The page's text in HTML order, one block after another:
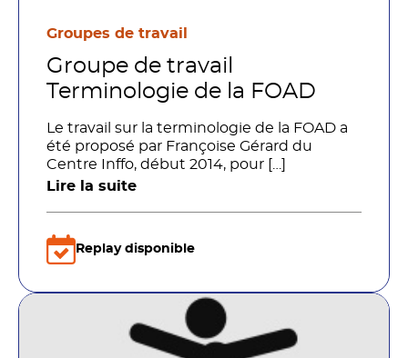
Groupes de travail
Groupe de travail
Terminologie de la FOAD
Le travail sur la terminologie de la FOAD a
été proposé par Françoise Gérard du
Centre Inffo, début 2014, pour […]
Lire la suite
Replay disponible